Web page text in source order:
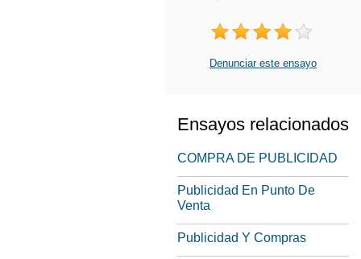
Denunciar este ensayo
Ensayos relacionados
COMPRA DE PUBLICIDAD
Publicidad En Punto De
Venta
Publicidad Y Compras